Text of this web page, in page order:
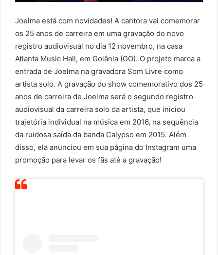
Joelma está com novidades! A cantora vai comemorar
os 25 anos de carreira em uma gravação do novo
registro audiovisual no dia 12 novembro, na casa
Atlanta Music Hall, em Goiânia (GO). O projeto marca a
entrada de Joelma na gravadora Som Livre como
artista solo. A gravação do show comemorativo dos 25
anos de carreira de Joelma será o segundo registro
audiovisual da carreira solo da artista, que iniciou
trajetória individual na música em 2016, na sequência
da ruidosa saída da banda Calypso em 2015. Além
disso, ela anunciou em sua página do Instagram uma
promoção para levar os fãs até a gravação!